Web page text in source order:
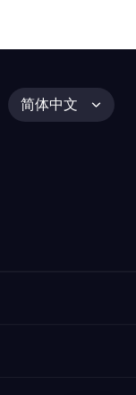
简体中文